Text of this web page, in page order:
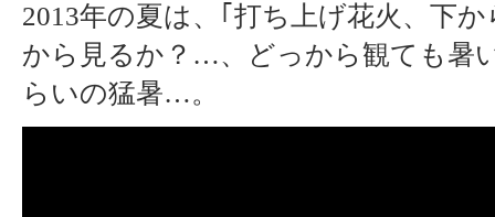
2013年の夏は、｢打ち上げ花火、下
から見るか？…、どっから観ても暑
らいの猛暑…。